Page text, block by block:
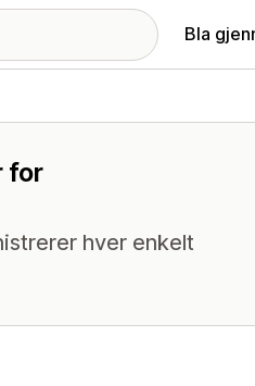
Bla
for
hver enkelt